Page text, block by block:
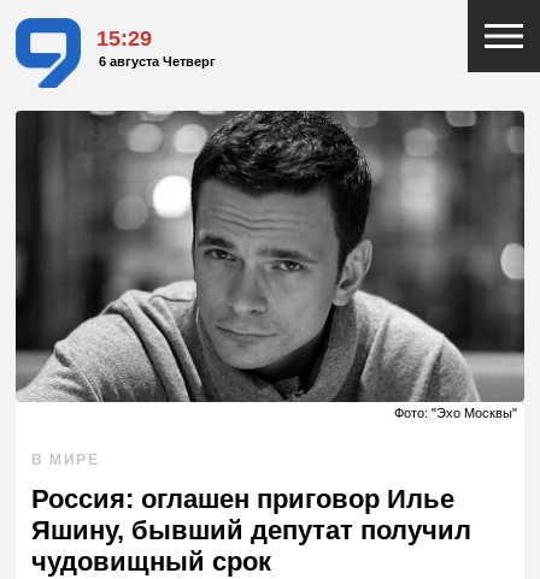
15:29
6 августа Четверг
Фото: "Эхо Москвы"
В МИРЕ
Россия: оглашен приговор Илье
Яшину, бывший депутат получил
чудовищный срок